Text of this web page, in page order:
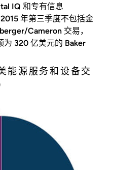
IQ 和专有信息
年第三季度不包括金
Cameron 交易，
为 320 亿美元的 Baker
能源服务和设备交